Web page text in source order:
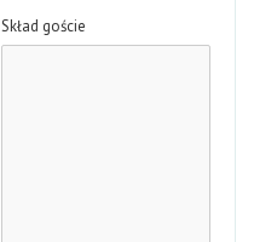
Skład goście